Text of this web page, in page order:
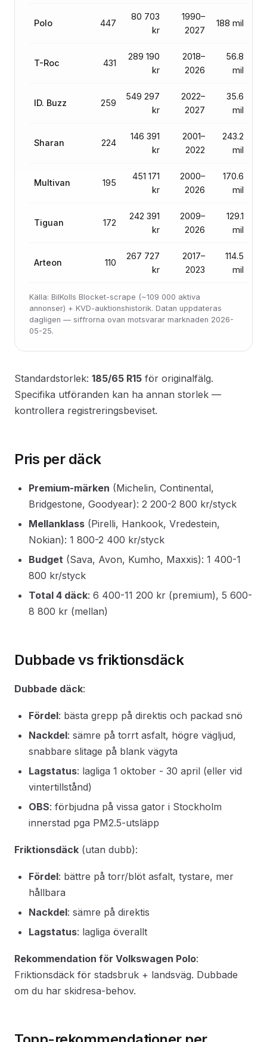
Polo 447
80 703
kr
1990–
2027
188 mil
T-Roc 431
289 190
kr
2018–
2026
56.8
mil
ID. Buzz 259
549 297
kr
2022–
2027
35.6
mil
Sharan 224
146 391
kr
2001–
2022
243.2
mil
Multivan 195
451 171
kr
2000–
2026
170.6
mil
Tiguan 172
242 391
kr
2009–
2026
129.1
mil
Arteon 110
267 727
kr
2017–
2023
114.5
mil
Källa: BilKolls Blocket-scrape (~109 000 aktiva
annonser) + KVD-auktionshistorik. Datan uppdateras
dagligen — siffrorna ovan motsvarar marknaden 2026-
05-25.
Standardstorlek: 185/65 R15 för originalfälg.
Specifika utföranden kan ha annan storlek —
kontrollera registreringsbeviset.
Pris per däck
Premium-märken (Michelin, Continental,
Bridgestone, Goodyear): 2 200-2 800 kr/styck
Mellanklass (Pirelli, Hankook, Vredestein,
Nokian): 1 800-2 400 kr/styck
Budget (Sava, Avon, Kumho, Maxxis): 1 400-1
800 kr/styck
Total 4 däck: 6 400-11 200 kr (premium), 5 600-
8 800 kr (mellan)
Dubbade vs friktionsdäck
Dubbade däck:
Fördel: bästa grepp på direktis och packad snö
Nackdel: sämre på torrt asfalt, högre vägljud,
snabbare slitage på blank vägyta
Lagstatus: lagliga 1 oktober - 30 april (eller vid
vintertillstånd)
OBS: förbjudna på vissa gator i Stockholm
innerstad pga PM2.5-utsläpp
Friktionsdäck (utan dubb):
Fördel: bättre på torr/blöt asfalt, tystare, mer
hållbara
Nackdel: sämre på direktis
Lagstatus: lagliga överallt
Rekommendation för Volkswagen Polo:
Friktionsdäck för stadsbruk + landsväg. Dubbade
om du har skidresa-behov.